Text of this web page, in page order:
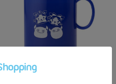
歯ブラシセット/DB.スターマン＆DB.